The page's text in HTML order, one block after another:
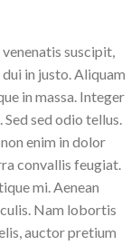
suscipit,
in justo. Aliquam
in massa. Integer
sed odio tellus.
enim in dolor
convallis feugiat.
mi. Aenean
Nam lobortis
auctor pretium